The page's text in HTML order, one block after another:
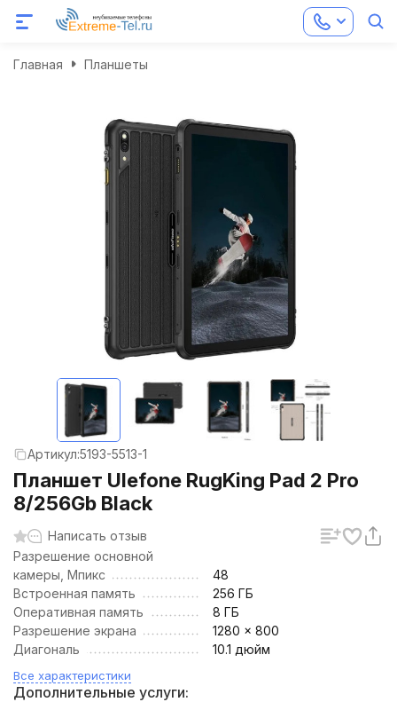
Главная Планшеты
Артикул:5193-5513-1
Планшет Ulefone RugKing Pad 2 Pro
8/256Gb Black
Написать отзыв
Разрешение основной
камеры, Мпикс
48
Встроенная память
256 ГБ
Оперативная память
8 ГБ
Разрешение экрана
1280 x 800
Диагональ
10.1 дюйм
Все характеристики
Дополнительные услуги: